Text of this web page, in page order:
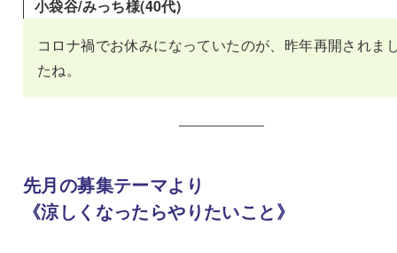
小袋谷/みっち様(40代)
コロナ禍でお休みになっていたのが、昨年再開されま
たね。
先月の募集テーマより
《涼しくなったらやりたいこと》